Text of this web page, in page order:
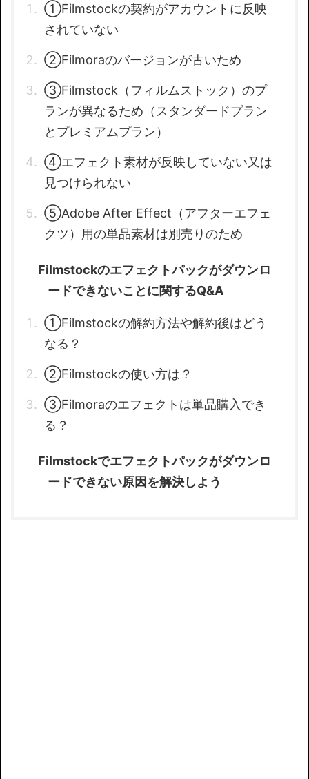
①Filmstockの契約がアカウントに反映
されていない
②Filmoraのバージョンが古いため
③Filmstock（フィルムストック）のプ
ランが異なるため（スタンダードプラン
とプレミアムプラン）
④エフェクト素材が反映していない又は
見つけられない
⑤Adobe After Effect（アフターエフェ
クツ）用の単品素材は別売りのため
Filmstockのエフェクトパックがダウンロ
ードできないことに関するQ&A
①Filmstockの解約方法や解約後はどう
なる？
②Filmstockの使い方は？
③Filmoraのエフェクトは単品購入でき
る？
Filmstockでエフェクトパックがダウンロ
ードできない原因を解決しよう